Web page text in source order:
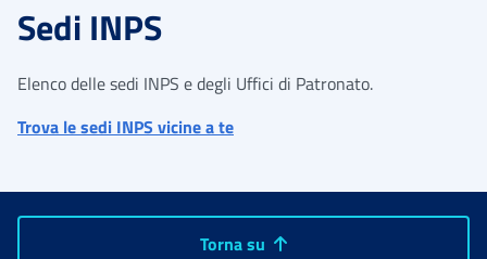
Sedi INPS
Elenco delle sedi INPS e degli Uffici di Patronato.
Trova le sedi INPS vicine a te
Torna su